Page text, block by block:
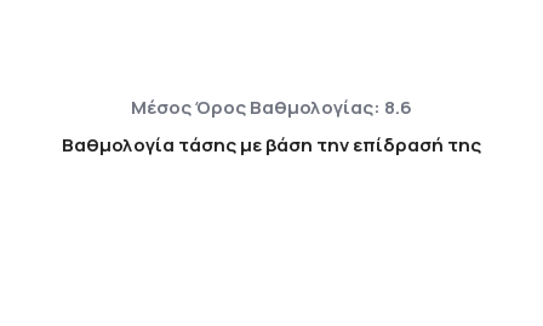
Μέσος Όρος Βαθμολογίας: 8.6
Βαθμολογία τάσης με βάση την επίδρασή της